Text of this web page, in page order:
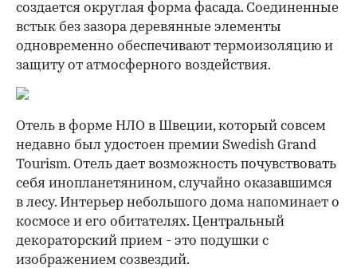
создается округлая форма фасада. Соединенные
встык без зазора деревянные элементы
одновременно обеспечивают термоизоляцию и
защиту от атмосферного воздействия.
Отель в форме НЛО в Швеции, который совсем
недавно был удостоен премии Swedish Grand
Tourism. Отель дает возможность почувствовать
себя инопланетянином, случайно оказавшимся
в лесу. Интерьер небольшого дома напоминает о
космосе и его обитателях. Центральный
декораторский прием - это подушки с
изображением созвездий.